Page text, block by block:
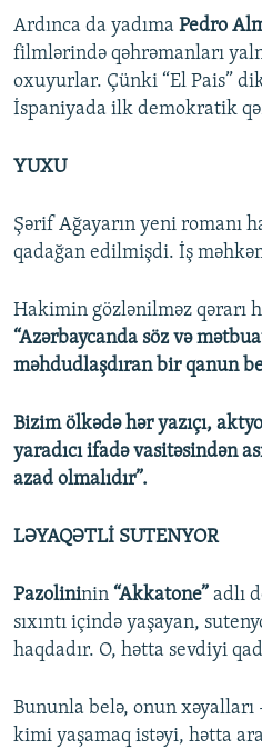
Ardınca da yadıma Pedro
filmlərində qəhrəmanları
oxuyurlar. Çünki “El Pais”
İspaniyada ilk demokratik
YUXU
Şərif Ağayarın yeni romanı
qadağan edilmişdi. İş
Hakimin gözlənilməz qərarı
“Azərbaycanda söz və
məhdudlaşdıran bir qanun
Bizim ölkədə hər yazıçı,
yaradıcı ifadə vasitəsindən
azad olmalıdır”.
LƏYAQƏTLİ SUTENYOR
Pazolininin “Akkatone” adlı
sıxıntı içində yaşayan,
haqdadır. O, hətta sevdiyi
Bununla belə, onun xəyalları
kimi yaşamaq istəyi, hətta